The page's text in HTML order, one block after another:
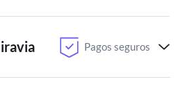
Pagos seguros